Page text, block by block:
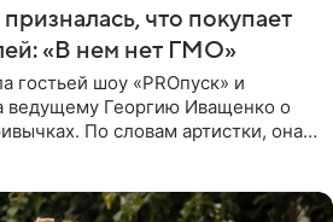
что покупает
«В нем нет ГМО»
гостьей шоу «PROпуск» и
ведущему Георгию Иващенко о
По словам артистки, она